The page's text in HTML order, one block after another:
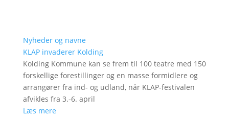
Nyheder og navne
KLAP invaderer Kolding
Kolding Kommune kan se frem til 100 teatre med 150
forskellige forestillinger og en masse formidlere og
arrangører fra ind- og udland, når KLAP-festivalen
afvikles fra 3.-6. april
Læs mere